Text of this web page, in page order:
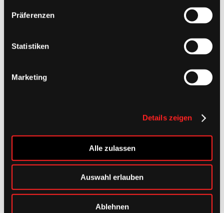
Präferenzen
Statistiken
Marketing
Details zeigen
Alle zulassen
Auswahl erlauben
Ablehnen